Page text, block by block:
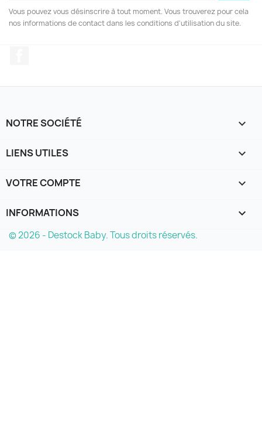
Vous pouvez vous désinscrire à tout moment. Vous trouverez pour cela
nos informations de contact dans les conditions d'utilisation du site.
NOTRE SOCIÉTÉ 
LIENS UTILES 
VOTRE COMPTE 
INFORMATIONS keyboard_arrow_down
© 2026 - Destock Baby. Tous droits réservés.